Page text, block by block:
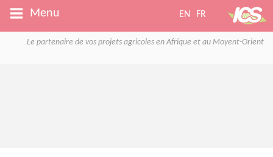
Menu EN FR
Le partenaire de vos projets agricoles en Afrique et au Moyent-Orient